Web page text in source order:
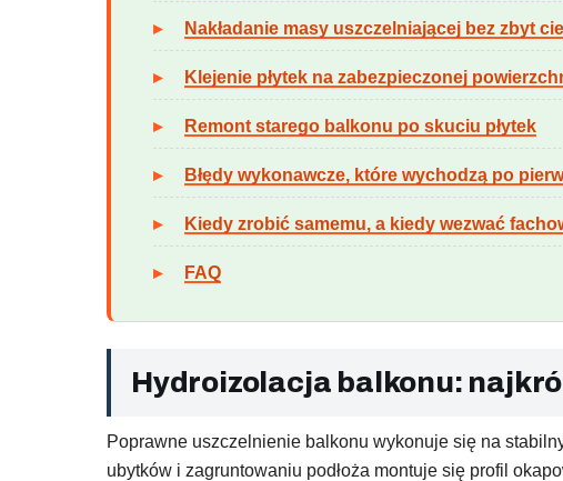
Nakładanie masy uszczelniającej bez zbyt
Klejenie płytek na zabezpieczonej
Remont starego balkonu po skuciu płytek
Błędy wykonawcze, które wychodzą po
Kiedy zrobić samemu, a kiedy wezwać
FAQ
Hydroizolacja balkonu:
Poprawne uszczelnienie balkonu wykonuje się na
ubytków i zagruntowaniu podłoża montuje się profil